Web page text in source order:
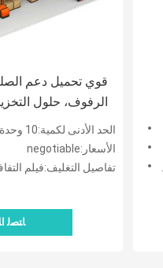
قوي تحميل دعم
الرفوف، حلول
الحد الأدنى لكمية:10 وحدة
الأسعار:negotiable
تفاصيل التغليف:فيلم التفاف ،
ﺎﺘﺼﻟ